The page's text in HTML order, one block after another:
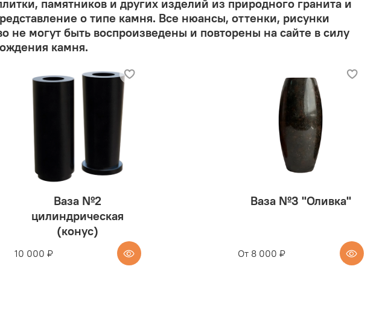
памятников и других изделий из природного гранита и
о типе камня. Все нюансы, оттенки, рисунки
не могут быть воспроизведены и повторены на сайте в силу
камня.
Ваза №2
цилиндрическая
(конус)
10 000 ₽
Ваза №3 "Оливка"
От 8 000 ₽